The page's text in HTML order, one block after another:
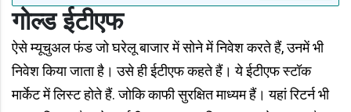
गोल्ड ईटीएफ
ऐसे म्यूचुअल फंड जो घरेलू बाजार में सोने में निवेश करते हैं, उनमें भी
निवेश किया जाता है। उसे ही ईटीएफ कहते हैं। ये ईटीएफ स्टॉक
मार्केट में लिस्ट होते हैं. जोकि काफी सुरक्षित माध्यम हैं। यहां रिटर्न भी